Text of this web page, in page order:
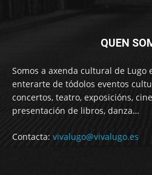
QUEN
Somos a axenda cultural de Lugo
enterarte de tódolos eventos
concertos, teatro, exposicións,
presentación de libros, danza…
Contacta: vivalugo@vivalugo.es